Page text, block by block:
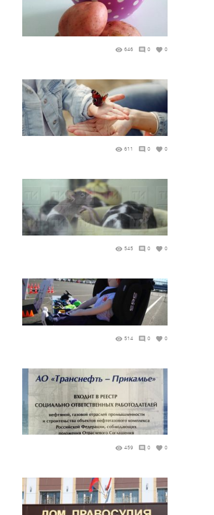
646 0 0
611 0 0
545 0 0
514 0 0
459 0 0